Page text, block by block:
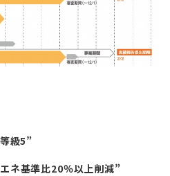
級5”
ネ基準比20％以上削減”